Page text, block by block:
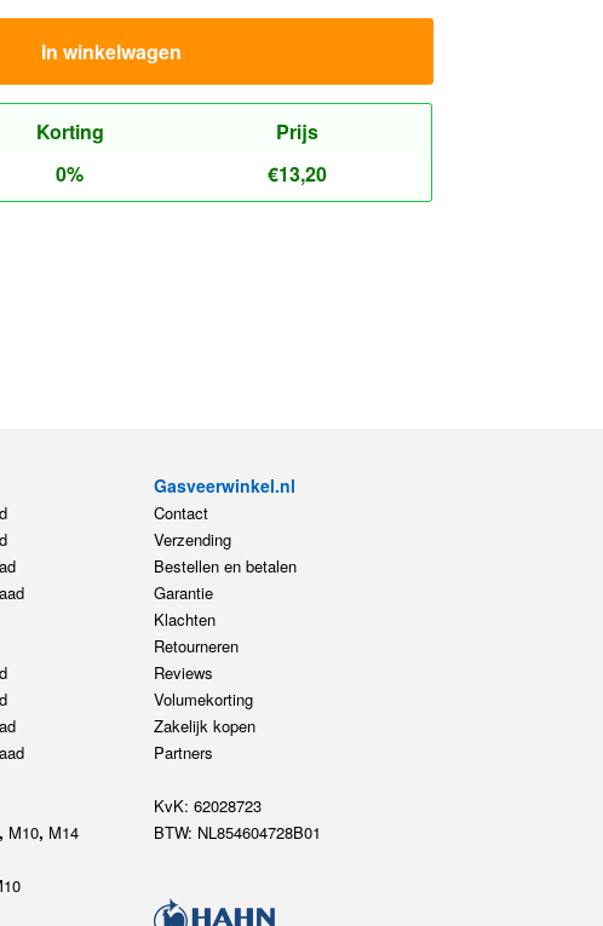
In winkelwagen
Korting
Prijs
0% €13,20
, M10, M14
Gasveerwinkel.nl
Contact
Verzending
Bestellen en betalen
Garantie
Klachten
Retourneren
Reviews
Volumekorting
Zakelijk kopen
Partners
KvK: 62028723
BTW: NL854604728B01